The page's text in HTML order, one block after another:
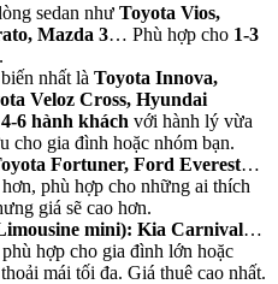
sedan như Toyota Vios,
Mazda 3… Phù hợp cho 1-3
nhất là Toyota Innova,
Veloz Cross, Hyundai
4-6 hành khách với hành lý vừa
cho gia đình hoặc nhóm bạn.
Fortuner, Ford Everest…
phù hợp cho những ai thích
giá sẽ cao hơn.
mini): Kia Carnival…
hợp cho gia đình lớn hoặc
mái tối đa. Giá thuê cao nhất.